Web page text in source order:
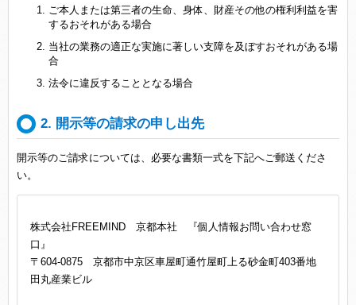
ご本人または第三者の生命、身体、財産その他の権利利益を害
するおそれがある場合
当社の業務の適正な実施に著しい支障を及ぼすおそれがある場
合
法令に違反することとなる場合
2. 開示等の請求の申し出先
開示等のご請求については、必要な書類一式を下記へご郵送くださ
い。
株式会社FREEMIND 京都本社 『個人情報お問い合わせ窓
口』
〒604-0875 京都市中京区車屋町通竹屋町上る砂金町403番地
田丸産業ビル